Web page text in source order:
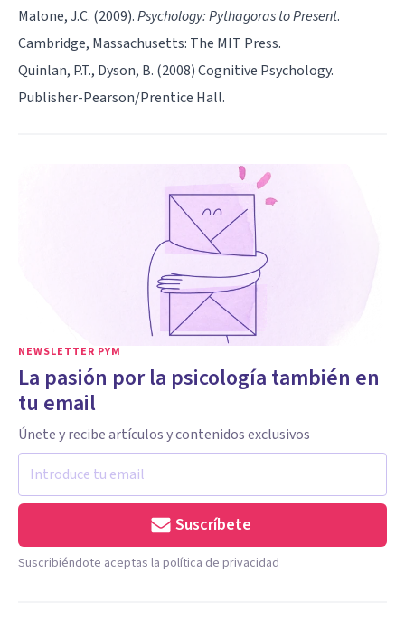
Malone, J.C. (2009).Psychology: Pythagoras to Present.
Cambridge, Massachusetts: The MIT Press.
Quinlan, P.T., Dyson, B. (2008) Cognitive Psychology.
Publisher-Pearson/Prentice Hall.
NEWSLETTER PYM
La pasión por la psicología también en
tu email
Únete y recibe artículos y contenidos exclusivos
Suscríbete
Suscribiéndote aceptas la política de privacidad